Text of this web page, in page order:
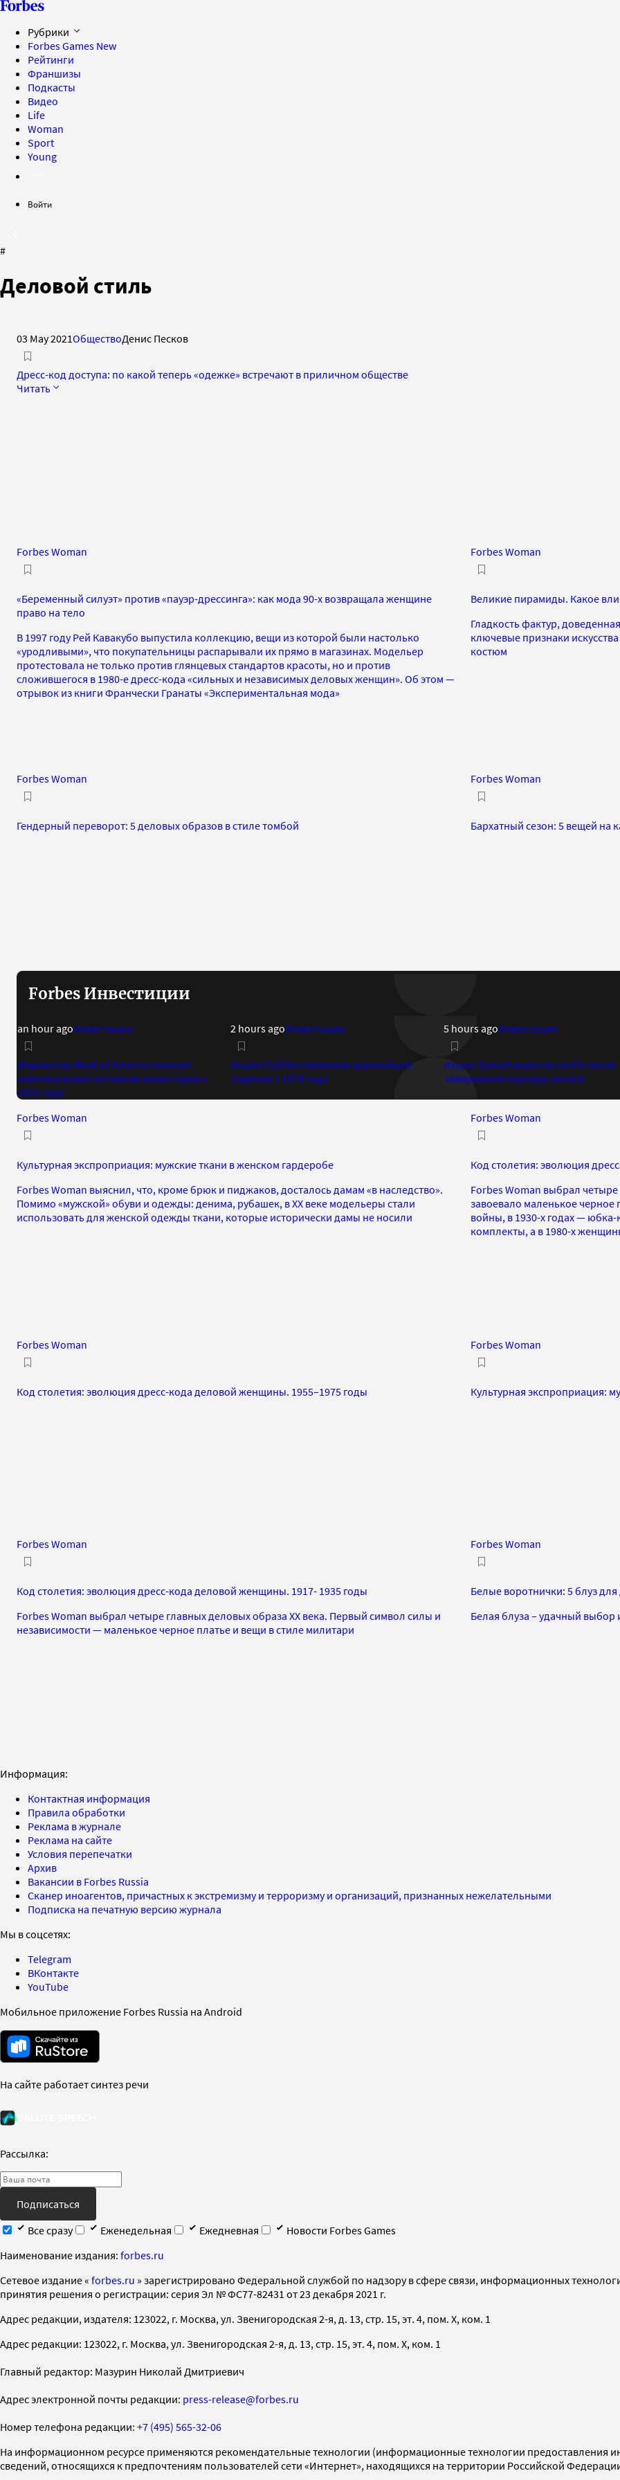
Рубрики
Forbes Games New
Рейтинги
Франшизы
Подкасты
Видео
Life
Woman
Sport
Young
Войти
#
Деловой стиль
03 May 2021ОбществоДенис Песков
Дресс-код доступа: по какой теперь «одежке» встречают в приличном обществе
Читать
Forbes Woman
«Беременный силуэт» против «пауэр-дрессинга»: как мода 90-х возвращала женщине
право на тело
В 1997 году Рей Кавакубо выпустила коллекцию, вещи из которой были настолько
«уродливыми», что покупательницы распарывали их прямо в магазинах. Модельер
протестовала не только против глянцевых стандартов красоты, но и против
сложившегося в 1980-е дресс-кода «сильных и независимых деловых женщин». Об этом —
отрывок из книги Франчески Гранаты «Экспериментальная мода»
Forbes Woman
Великие пирамиды. Какое
Гладкость фактур,
ключевые признаки
костюм
Forbes Woman
Гендерный переворот: 5 деловых образов в стиле томбой
Forbes Woman
Бархатный сезон: 5 вещей на
Forbes Инвестиции
an hour agoИнвестиции
Индикатор Bank of America показал
максимальный оптимизм инвесторов с
2021 года
2 hours agoИнвестиции
Акции Fujifilm пережили крупнейшее
падение с 1974 года
5 hours agoИнвестиции
Акции SpaceX выросли на 6% после
завершения периода локапа
Forbes Woman
Культурная экспроприация: мужские ткани в женском гардеробе
Forbes Woman выяснил, что, кроме брюк и пиджаков, досталось дамам «в наследство».
Помимо «мужской» обуви и одежды: денима, рубашек, в XX веке модельеры стали
использовать для женской одежды ткани, которые исторически дамы не носили
Forbes Woman
Код столетия: эволюция
Forbes Woman выбрал
завоевало маленькое
войны, в 1930-х годах —
комплекты, а в 1980-х
Forbes Woman
Код столетия: эволюция дресс-кода деловой женщины. 1955–1975 годы
Forbes Woman
Культурная экспроприация:
Forbes Woman
Код столетия: эволюция дресс-кода деловой женщины. 1917- 1935 годы
Forbes Woman выбрал четыре главных деловых образа XX века. Первый символ силы и
независимости — маленькое черное платье и вещи в стиле милитари
Forbes Woman
Белые воротнички: 5 блуз
Белая блуза – удачный выбор
Информация:
Контактная информация
Правила обработки
Реклама в журнале
Реклама на сайте
Условия перепечатки
Архив
Вакансии в Forbes Russia
Сканер иноагентов, причастных к экстремизму и терроризму и организаций, признанных нежелательными
Подписка на печатную версию журнала
Мы в соцсетях:
Telegram
ВКонтакте
YouTube
Мобильное приложение Forbes Russia на Android
На сайте работает синтез речи
Рассылка:
Подписаться
Все сразу
Еженедельная Ежедневная
Новости Forbes Games
Наименование издания: forbes.ru
Cетевое издание « forbes.ru » зарегистрировано Федеральной службой по надзору в сфере связи, информационных
принятия решения о регистрации: серия Эл № ФС77-82431 от 23 декабря 2021 г.
Адрес редакции, издателя: 123022, г. Москва, ул. Звенигородская 2-я, д. 13, стр. 15, эт. 4, пом. X, ком. 1
Адрес редакции: 123022, г. Москва, ул. Звенигородская 2-я, д. 13, стр. 15, эт. 4, пом. X, ком. 1
Главный редактор: Мазурин Николай Дмитриевич
Адрес электронной почты редакции: press-release@forbes.ru
Номер телефона редакции: +7 (495) 565-32-06
На информационном ресурсе применяются рекомендательные технологии (информационные технологии предоставления
сведений, относящихся к предпочтениям пользователей сети «Интернет», находящихся на территории Российской